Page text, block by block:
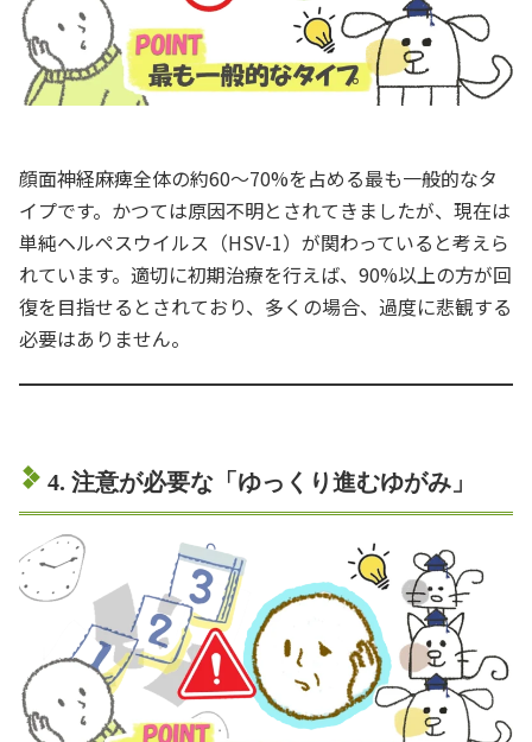
顔面神経麻痺全体の約60〜70%を占める最も一般的なタ
イプです。かつては原因不明とされてきましたが、現在は
単純ヘルペスウイルス（HSV-1）が関わっていると考えら
れています。適切に初期治療を行えば、90%以上の方が回
復を目指せるとされており、多くの場合、過度に悲観する
必要はありません。
4. 注意が必要な「ゆっくり進むゆがみ」